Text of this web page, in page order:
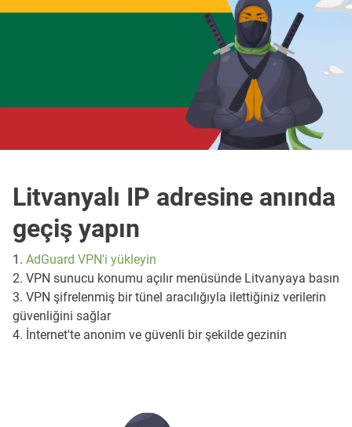
Litvanyalı IP adresine anında
geçiş yapın
1. AdGuard VPN'i yükleyin
2. VPN sunucu konumu açılır menüsünde Litvanyaya basın
3. VPN şifrelenmiş bir tünel aracılığıyla ilettiğiniz verilerin
güvenliğini sağlar
4. İnternet'te anonim ve güvenli bir şekilde gezinin